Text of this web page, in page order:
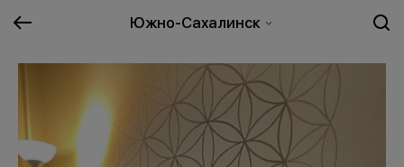
Южно-Сахалинск